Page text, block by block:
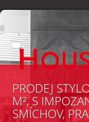
PRODEJ
M², S
SMÍCHOV,